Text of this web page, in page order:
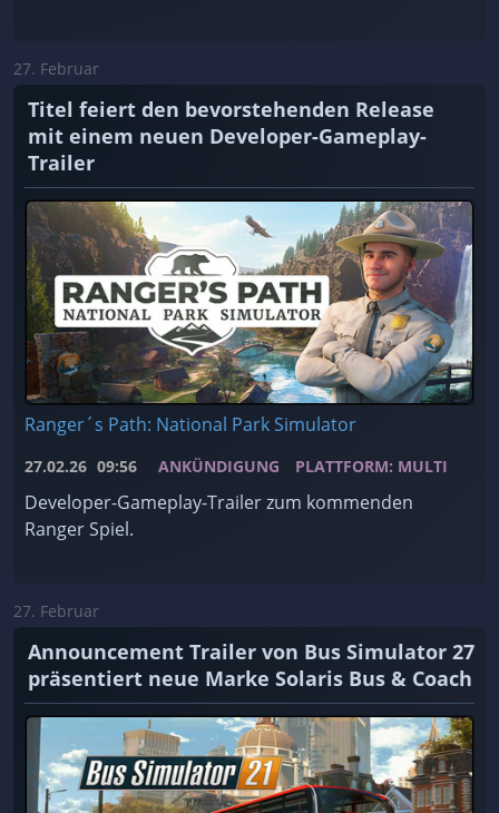
27. Februar
Titel feiert den bevorstehenden Release
mit einem neuen Developer-Gameplay-
Trailer
Ranger´s Path: National Park Simulator
27.02.26 09:56 ANKÜNDIGUNG PLATTFORM: MULTI
Developer-Gameplay-Trailer zum kommenden
Ranger Spiel.
27. Februar
Announcement Trailer von Bus Simulator 27
präsentiert neue Marke Solaris Bus & Coach